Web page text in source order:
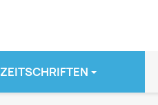
ZEITSCHRIFTEN